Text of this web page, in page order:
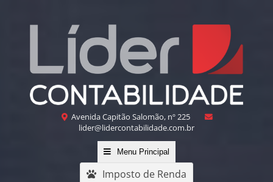
Avenida Capitão Salomão, nº 225
lider@lidercontabilidade.com.br
Menu Principal
Imposto de Renda